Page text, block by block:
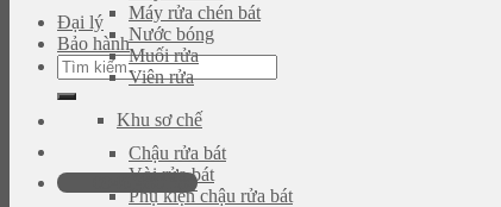
Đại lý
Bảo hành
Tìm
kiếm:
0946.480.580
Máy rửa chén bát
Nước bóng
Muối rửa
Viên rửa
Khu sơ chế
Chậu rửa bát
Vòi rửa bát
Phụ kiện chậu rửa bát